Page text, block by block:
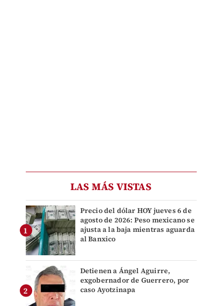
LAS MÁS VISTAS
Precio del dólar HOY jueves 6 de
agosto de 2026: Peso mexicano se
ajusta a la baja mientras aguarda
al Banxico
Detienen a Ángel Aguirre,
exgobernador de Guerrero, por
caso Ayotzinapa